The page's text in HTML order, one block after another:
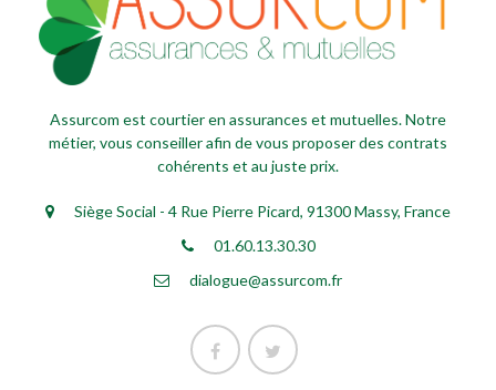
Assurcom est courtier en assurances et mutuelles. Notre
métier, vous conseiller afin de vous proposer des contrats
cohérents et au juste prix.
Siège Social - 4 Rue Pierre Picard, 91300 Massy, France
01.60.13.30.30
dialogue@assurcom.fr